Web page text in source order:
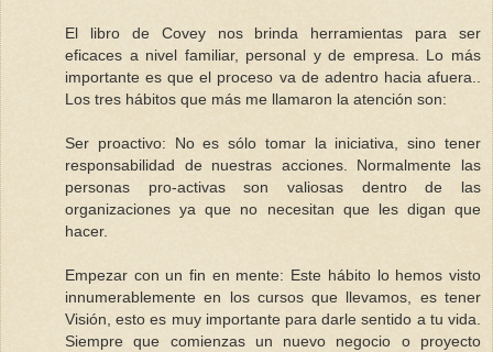
El libro de Covey nos brinda herramientas para ser
eficaces a nivel familiar, personal y de empresa. Lo más
importante es que el proceso va de adentro hacia afuera..
Los tres hábitos que más me llamaron la atención son:
Ser proactivo: No es sólo tomar la iniciativa, sino tener
responsabilidad de nuestras acciones. Normalmente las
personas pro-activas son valiosas dentro de las
organizaciones ya que no necesitan que les digan que
hacer.
Empezar con un fin en mente: Este hábito lo hemos visto
innumerablemente en los cursos que llevamos, es tener
Visión, esto es muy importante para darle sentido a tu vida.
Siempre que comienzas un nuevo negocio o proyecto